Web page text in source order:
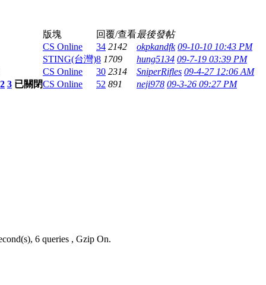
版塊 回覆/查看最後發帖
CS Online 34 2142 okpkandfk 09-10-10 10:43 PM
STING(台灣)8 1709 hung5134 09-7-19 03:39 PM
CS Online 30 2314 SniperRifles 09-4-27 12:06 AM
2 3 已關閉CS Online 52 891 neji978 09-3-26 09:27 PM
6 queries , Gzip On.